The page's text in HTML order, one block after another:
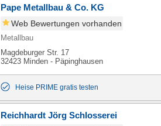
Pape Metallbau & Co. KG
Web Bewertungen vorhanden
Metallbau
Magdeburger Str. 17
32423 Minden - Päpinghausen
Heise PRIME gratis testen
Reichhardt Jörg Schlosserei